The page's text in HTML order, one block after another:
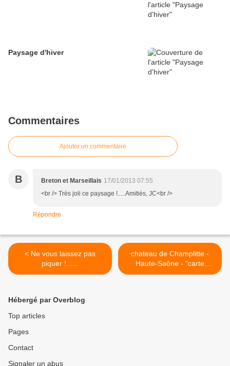
Paysage d'hiver
Commentaires
Ajouter un commentaire
B Breton et Marseillais 17/01/2013 07:55
<br /> Très joli ce paysage !.....Amitiés, JC<br />
Répondre
< Ne vous laissez pas
piquer !......
chateau de Champlitte -
Haute-Saône - "carte
postale" >
Hébergé par Overblog
Top articles
Pages
Contact
Signaler un abus